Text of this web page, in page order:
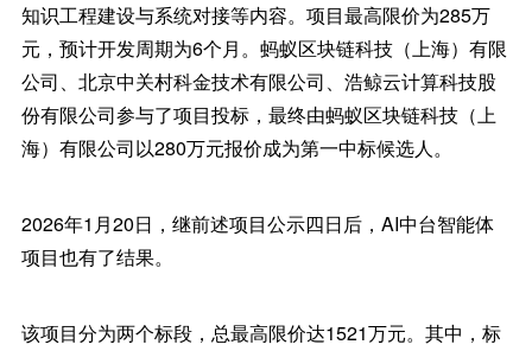
知识工程建设与系统对接等内容。项目最高限价为285万
元，预计开发周期为6个月。蚂蚁区块链科技（上海）有限
公司、北京中关村科金技术有限公司、浩鲸云计算科技股
份有限公司参与了项目投标，最终由蚂蚁区块链科技（上
海）有限公司以280万元报价成为第一中标候选人。
2026年1月20日，继前述项目公示四日后，AI中台智能体
项目也有了结果。
该项目分为两个标段，总最高限价达1521万元。其中，标